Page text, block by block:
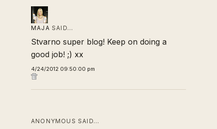
MAJA SAID…
Stvarno super blog! Keep on doing a
good job! ;) xx
4/24/2012 09:50:00 pm
ANONYMOUS SAID…